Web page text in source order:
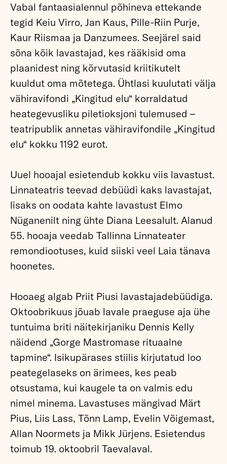
Vabal fantaasialennul põhineva ettekande
tegid Keiu Virro, Jan Kaus, Pille-Riin Purje,
Kaur Riismaa ja Danzumees. Seejärel said
sõna kõik lavastajad, kes rääkisid oma
plaanidest ning kõrvutasid kriitikutelt
kuuldut oma mõtetega. Ühtlasi kuulutati välja
vähiravifondi „Kingitud elu“ korraldatud
heategevusliku piletioksjoni tulemused –
teatripublik annetas vähiravifondile „Kingitud
elu“ kokku 1192 eurot.
Uuel hooajal esietendub kokku viis lavastust.
Linnateatris teevad debüüdi kaks lavastajat,
lisaks on oodata kahte lavastust Elmo
Nüganenilt ning ühte Diana Leesalult. Alanud
55. hooaja veedab Tallinna Linnateater
remondiootuses, kuid siiski veel Laia tänava
hoonetes.
Hooaeg algab Priit Piusi lavastajadebüüdiga.
Oktoobrikuus jõuab lavale praeguse aja ühe
tuntuima briti näitekirjaniku Dennis Kelly
näidend „Gorge Mastromase rituaalne
tapmine“. Isikupärases stiilis kirjutatud loo
peategelaseks on ärimees, kes peab
otsustama, kui kaugele ta on valmis edu
nimel minema. Lavastuses mängivad Märt
Pius, Liis Lass, Tõnn Lamp, Evelin Võigemast,
Allan Noormets ja Mikk Jürjens. Esietendus
toimub 19. oktoobril Taevalaval.